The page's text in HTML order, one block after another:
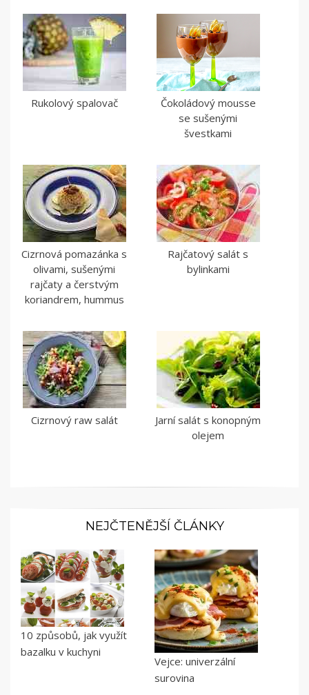
Rukolový spalovač
Čokoládový mousse
se sušenými
švestkami
Cizrnová pomazánka s
olivami, sušenými
rajčaty a čerstvým
koriandrem, hummus
Rajčatový salát s
bylinkami
Cizrnový raw salát
Jarní salát s konopným
olejem
NEJČTENĚJŠÍ ČLÁNKY
10 způsobů, jak využít
bazalku v kuchyni
Vejce: univerzální
surovina